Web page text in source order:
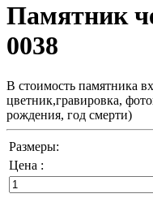
Памятник
0038
В стоимость памятника
цветник,гравировка,
рождения, год смерти)
Размеры:
Цена :